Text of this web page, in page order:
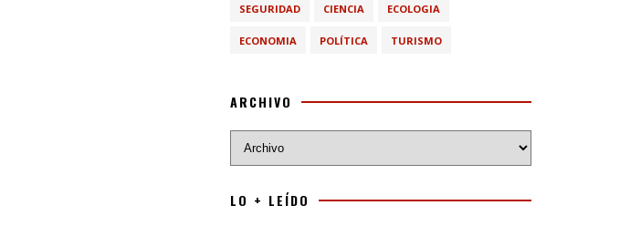
SEGURIDAD CIENCIA ECOLOGIA
ECONOMIA POLÍTICA TURISMO
ARCHIVO
LO + LEÍDO